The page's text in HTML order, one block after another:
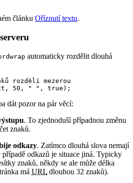
článku Oříznutí textu.
automaticky rozdělit dlouhá
rozdělí mezerou
50, " ", true);
dát pozor na pár věcí:
. To zjednoduší případnou změnu
znaků.
odkazy. Zatímco dlouhá slova nemají
případě odkazů je situace jiná. Typicky
znaků, někdy se ale může délka
má URL dlouhou 32 znaků).